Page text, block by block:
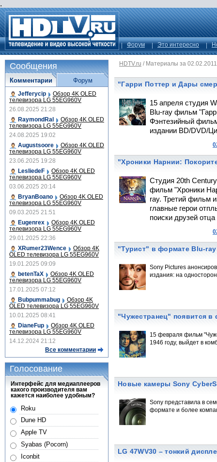
.
Форум Это интересно
HDTV.ru / Материалы за 02.02.2011
"Гарри Поттер и Дары
15 апреля студия
Blu-ray фильм
Фэнтезийный
издании BD/DVD/
"Хроники Нарнии:
Студия 20th
фильм "Хроники
ray. Третий фильм
главные герои
поиски друзей
"Турист" в формате Blu-ray
Sony Pictures
издания: на
"Чужестранец" появится в
15 февраля фильм
1946 году, выйдет в
Новые камеры Sony
Sony представила в
формате и более
LG 47WV30 – тонкий
Сообщения
Комментарии
Jefferycip Обзор 4K OLED
телевизора LG 55EG960V
26.08.2025 21:28
RaymondRal
Обзор 4K OLED
телевизора LG 55EG960V
24.08.2025 19:02
Augustsoore
Обзор 4K OLED
телевизора LG 55EG960V
23.06.2025 19:28
LesliedeF
Обзор 4K OLED
телевизора LG 55EG960V
03.06.2025 20:14
BryanBoano
Обзор 4K OLED
телевизора LG 55EG960V
09.03.2025 21:51
Eugenrex
Обзор 4K OLED
телевизора LG 55EG960V
29.01.2025 22:36
XRumer23Wence
Обзор 4K
OLED телевизора LG 55EG960V
19.01.2025 09:09
betenTaX
Обзор 4K OLED
телевизора LG 55EG960V
17.01.2025 07:12
Bubpummabug
Обзор 4K
OLED телевизора LG 55EG960V
10.01.2025 08:41
DianeFup
Обзор 4K OLED
телевизора LG 55EG960V
14.12.2024 21:12
Все комментарии
Форум
Голосование
Интерфейс для медиаплееров
какого производителя вам
кажется наиболее удобным?
Roku
Dune HD
Apple TV
Syabas (Pocorn)
Iconbit